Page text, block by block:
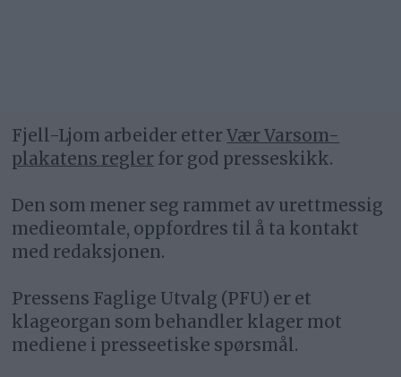
Fjell-Ljom arbeider etterVær Varsom-
plakatens regler for god presseskikk.
Den som mener seg rammet av urettmessig
medieomtale, oppfordres til å ta kontakt
med redaksjonen.
Pressens Faglige Utvalg (PFU) er et
klageorgan som behandler klager mot
mediene i presseetiske spørsmål.